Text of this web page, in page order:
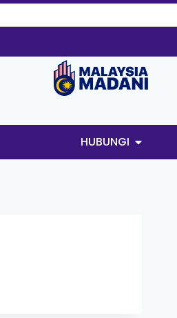
HUBUNGI